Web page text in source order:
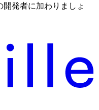
発者に加わりましょ